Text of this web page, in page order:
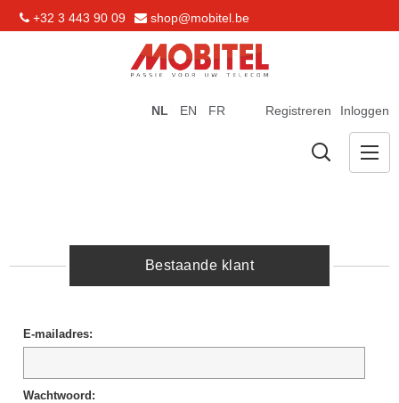
+32 3 443 90 09 shop@mobitel.be
Registreren Inloggen
NL EN FR
Bestaande klant
E-mailadres:
Wachtwoord: